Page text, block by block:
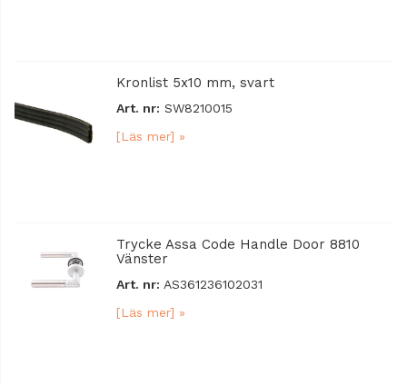
Kronlist 5x10 mm, svart
Art. nr: SW8210015
[Läs mer] »
Trycke Assa Code Handle Door 8810
Vänster
Art. nr: AS361236102031
[Läs mer] »